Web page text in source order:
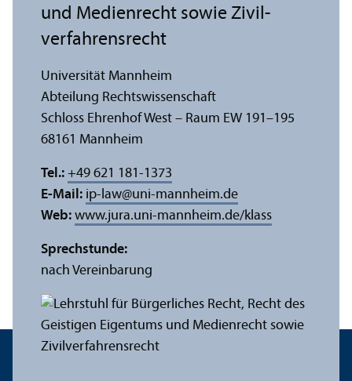
und Medienrecht sowie Zivil­
verfahrensrecht
Universität Mannheim
Abteilung Rechts­wissenschaft
Schloss Ehrenhof West – Raum EW 191–195
68161 Mannheim
Tel.: +49 621 181-1373
E-Mail: ip-law@uni-mannheim.de
Web: www.jura.uni-mannheim.de/klass
Sprechstunde:
nach Vereinbarung